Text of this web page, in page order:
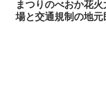
まつりのべおか花
場と交通規制の地元